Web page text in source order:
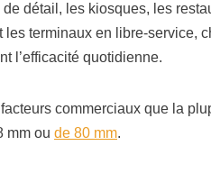
détail, les kiosques, les
terminaux en libre-service,
l’efficacité quotidienne.
commerciaux que la
mm ou de 80 mm.